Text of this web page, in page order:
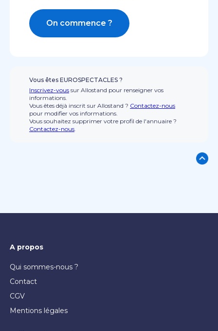
On commence ?
Vous êtes EUROSPECTACLES ?
Inscrivez-vous sur Allostand pour renseigner vos
informations.
Vous êtes déjà inscrit sur Allostand ? Contactez-nous
pour modifier vos informations.
Vous souhaitez supprimer votre profil de l'annuaire ?
Contactez-nous.
A propos
Qui sommes-nous ?
Contact
CGV
Mentions légales